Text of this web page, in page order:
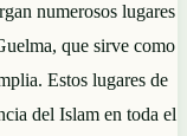
numerosos lugares
que sirve como
Estos lugares de
del Islam en toda el